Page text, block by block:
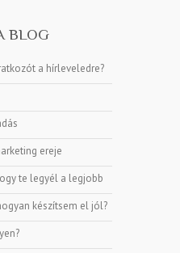
BLOG
a hírleveledre?
ereje
te legyél a legjobb
készítsem el jól?